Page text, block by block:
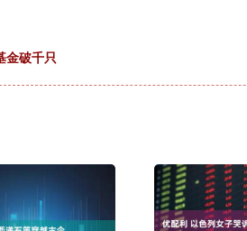
金破千只